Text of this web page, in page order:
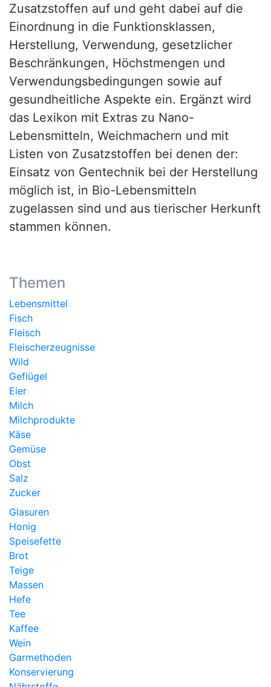
Zusatzstoffen auf und geht dabei auf die
Einordnung in die Funktionsklassen,
Herstellung, Verwendung, gesetzlicher
Beschränkungen, Höchstmengen und
Verwendungsbedingungen sowie auf
gesundheitliche Aspekte ein. Ergänzt wird
das Lexikon mit Extras zu Nano-
Lebensmitteln, Weichmachern und mit
Listen von Zusatzstoffen bei denen der:
Einsatz von Gentechnik bei der Herstellung
möglich ist, in Bio-Lebensmitteln
zugelassen sind und aus tierischer Herkunft
stammen können.
Themen
Lebensmittel
Fisch
Fleisch
Fleischerzeugnisse
Wild
Geflügel
Eier
Milch
Milchprodukte
Käse
Gemüse
Obst
Salz
Zucker
Glasuren
Honig
Speisefette
Brot
Teige
Massen
Hefe
Tee
Kaffee
Wein
Garmethoden
Konservierung